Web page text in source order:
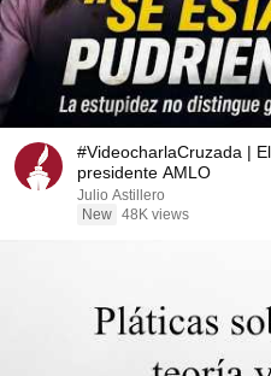
#VideocharlaCruzada |
presidente AMLO
Julio Astillero
New 48K views